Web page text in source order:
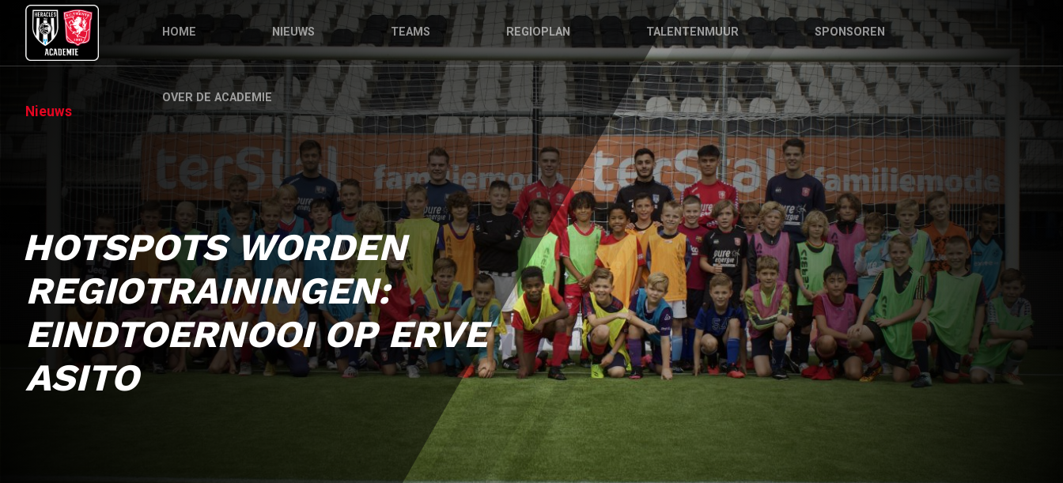
HOME NIEUWS TEAMS REGIOPLAN TALENTENMUUR SPONSOREN
OVER DE ACADEMIE
Nieuws
HOTSPOTS WORDEN
REGIOTRAININGEN:
EINDTOERNOOI OP ERVE
ASITO